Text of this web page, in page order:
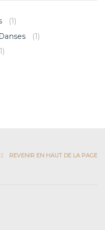
(1)
(1)
REVENIR EN HAUT DE LA PAGE